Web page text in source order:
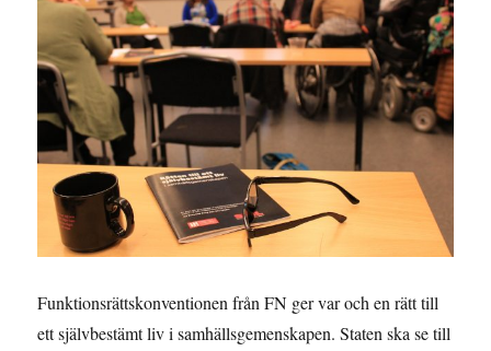
Funktionsrättskonventionen från FN ger var och en rätt till
ett självbestämt liv i samhällsgemenskapen. Staten ska se till